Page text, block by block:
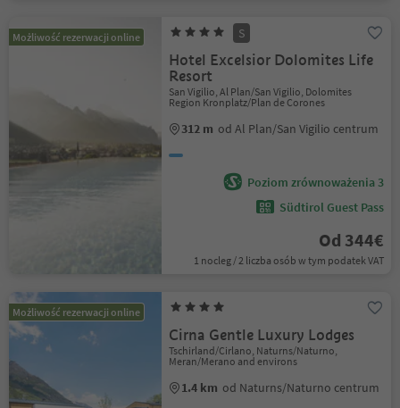
Możliwość rezerwacji online S
Hotel Excelsior Dolomites Life
Resort
San Vigilio, Al Plan/San Vigilio, Dolomites
Region Kronplatz/Plan de Corones
312 m od Al Plan/San Vigilio centrum
Poziom zrównoważenia 3
Südtirol Guest Pass
Od 344€
1 nocleg / 2 liczba osób w tym podatek VAT
Możliwość rezerwacji online
Cirna Gentle Luxury Lodges
Tschirland/Cirlano, Naturns/Naturno,
Meran/Merano and environs
1.4 km od Naturns/Naturno centrum